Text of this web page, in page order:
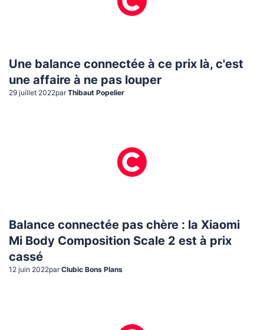
Une balance connectée à ce prix là, c'est
une affaire à ne pas louper
29 juillet 2022par Thibaut Popelier
Balance connectée pas chère : la Xiaomi
Mi Body Composition Scale 2 est à prix
cassé
12 juin 2022par Clubic Bons Plans